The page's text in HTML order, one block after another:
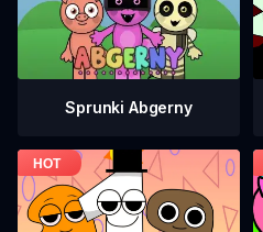
Sprunki Abgerny